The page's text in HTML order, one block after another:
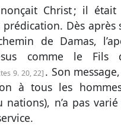
Christ ; il
Dès après
de Damas,
comme le Fils
9. 20, 22 . Son
à tous les
nations), n’a pas